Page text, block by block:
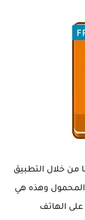
من خلال التطبيق
المحمول وهذه هي
على الهاتف